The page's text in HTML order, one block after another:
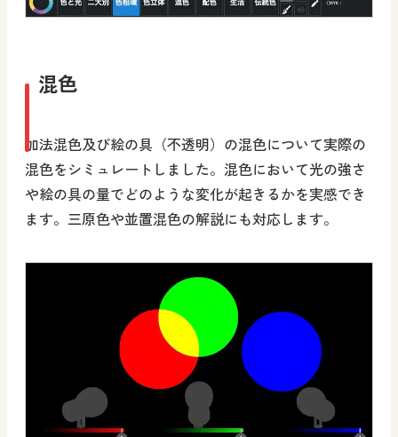
混色
加法混色及び絵の具（不透明）の混色について実際の
混色をシミュレートしました。混色において光の強さ
や絵の具の量でどのような変化が起きるかを実感でき
ます。三原色や並置混色の解説にも対応します。